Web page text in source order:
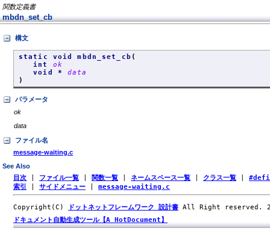
関数定義書
mbdn_set_cb
構文
static void mbdn_set_cb (
int ok
void *data
)
パラメータ
ok
data
ファイル名
message-waiting.c
See Also
目次 ファイル一覧 関数一覧 ネームスペース一覧 クラス一覧
索引
サイドメニュー message-waiting.c
Copyright(C) ドットネットフレームワーク 設計書 All Right reserved.
ドキュメント自動生成ツール【A HotDocument】